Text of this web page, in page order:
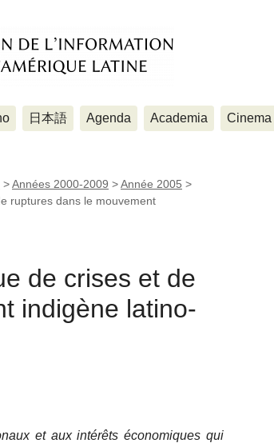
日本語 Agenda Academia Cinema
>Années 2000-2009 >Année 2005 >
ruptures dans le mouvement
de crises et de
indigène latino-
et aux intérêts économiques qui